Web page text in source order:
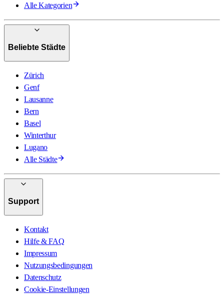
Alle Kategorien
Beliebte Städte
Zürich
Genf
Lausanne
Bern
Basel
Winterthur
Lugano
Alle Städte
Support
Kontakt
Hilfe & FAQ
Impressum
Nutzungsbedingungen
Datenschutz
Cookie-Einstellungen